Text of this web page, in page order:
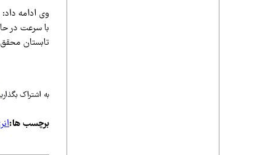
وی ادامه
تابستان
به اشتراک
برچسب ها: